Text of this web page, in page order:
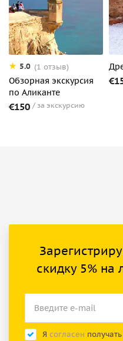
5.0 (1 отзыв)
Обзорная экскурсия
по Аликанте
€150 за экскурсию
скидку 5%
Я согласен